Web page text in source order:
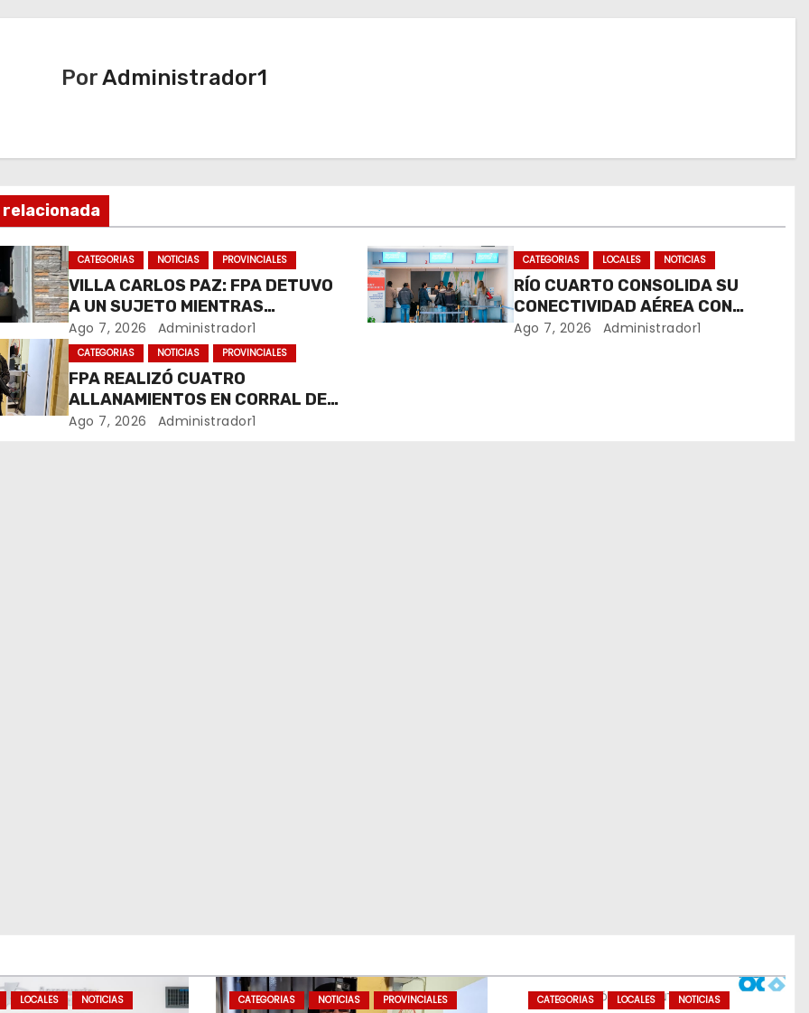
PorAdministrador1
CATEGORIAS NOTICIAS PROVINCIALES
VILLA CARLOS PAZ: FPA DETUVO
A UN SUJETO MIENTRAS
COMERCIALIZABA COCAÍNA Y
MARIHUANA EN UNA PLAZA
Ago 7, 2026 Administrador1
CATEGORIAS LOCALES NOTICIAS
RÍO CUARTO CONSOLIDA SU
CONECTIVIDAD AÉREA CON
CUATRO VUELOS SEMANALES A
Ago 7, 2026 Administrador1
CATEGORIAS NOTICIAS PROVINCIALES
FPA REALIZÓ CUATRO
ALLANAMIENTOS EN CORRAL DE
BUSTOS-IFFLINGER
Ago 7, 2026 Administrador1
LOCALES NOTICIAS CATEGORIAS NOTICIAS PROVINCIALES CATEGORIAS LOCALES NOTICIAS